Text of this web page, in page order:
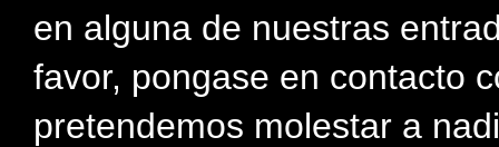
en alguna de nuestras
favor, pongase en contacto
pretendemos molestar a